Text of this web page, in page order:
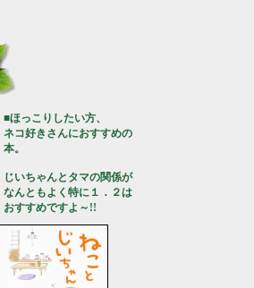
■ほっこりしたい方、
ネコ好きさんにおすすめの
本。
じいちゃんとタマの関係が
なんともよく特に１．２は
おすすめですよ～!!